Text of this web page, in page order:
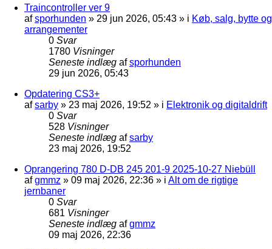
Traincontroller ver 9
afsporhunden » 29 jun 2026, 05:43 » i Køb, salg, bytte og
arrangementer
0 Svar
1780 Visninger
Seneste indlæg afsporhunden
29 jun 2026, 05:43
Opdatering CS3+
afsarby » 23 maj 2026, 19:52 » i Elektronik og digitaldrift
0 Svar
528 Visninger
Seneste indlæg afsarby
23 maj 2026, 19:52
Oprangering 780 D-DB 245 201-9 2025-10-27 Niebüll
afgmmz » 09 maj 2026, 22:36 » i Alt om de rigtige
jernbaner
0 Svar
681 Visninger
Seneste indlæg afgmmz
09 maj 2026, 22:36